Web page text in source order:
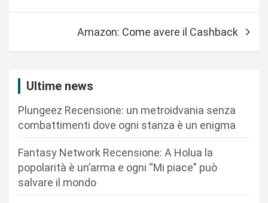
Amazon: Come avere il Cashback
Ultime news
Plungeez Recensione: un metroidvania senza
combattimenti dove ogni stanza è un enigma
Fantasy Network Recensione: A Holua la
popolarità è un’arma e ogni “Mi piace” può
salvare il mondo